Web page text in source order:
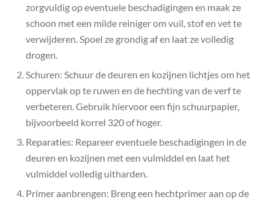
zorgvuldig op eventuele beschadigingen en maak ze
schoon met een milde reiniger om vuil, stof en vet te
verwijderen. Spoel ze grondig af en laat ze volledig
drogen.
Schuren: Schuur de deuren en kozijnen lichtjes om het
oppervlak op te ruwen en de hechting van de verf te
verbeteren. Gebruik hiervoor een fijn schuurpapier,
bijvoorbeeld korrel 320 of hoger.
Reparaties: Repareer eventuele beschadigingen in de
deuren en kozijnen met een vulmiddel en laat het
vulmiddel volledig uitharden.
Primer aanbrengen: Breng een hechtprimer aan op de